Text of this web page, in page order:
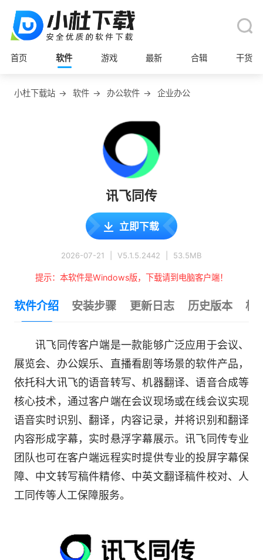
首页 软件 游戏 最新 合辑 干货
小杜下载站 → 软件 → 办公软件 → 企业办公
讯飞同传
立即下载
2026-07-21 V5.1.5.2442 53.5MB
提示：本软件是Windows版，下载请到电脑客户端！
软件介绍 安装步骤 更新日志 历史版本 相
讯飞同传客户端是一款能够广泛应用于会议、
展览会、办公娱乐、直播看剧等场景的软件产品，
依托科大讯飞的语音转写、机器翻译、语音合成等
核心技术，通过客户端在会议现场或在线会议实现
语音实时识别、翻译，内容记录，并将识别和翻译
内容形成字幕，实时悬浮字幕展示。讯飞同传专业
团队也可在客户端远程实时提供专业的投屏字幕保
障、中文转写稿件精修、中英文翻译稿件校对、人
工同传等人工保障服务。